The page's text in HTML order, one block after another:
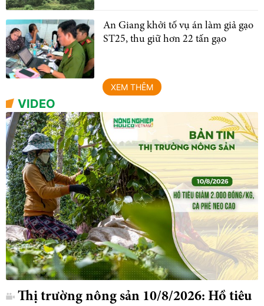
An Giang khởi tố vụ án làm giả gạo
ST25, thu giữ hơn 22 tấn gạo
XEM THÊM
VIDEO
Thị trường nông sản 10/8/2026: Hồ tiêu